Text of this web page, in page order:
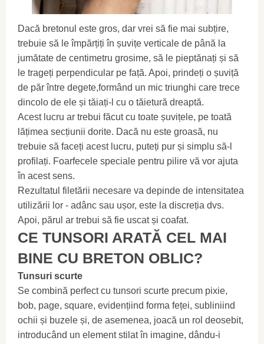
Dacă bretonul este gros, dar vrei să fie mai subțire,
trebuie să le împărțiți în șuvițe verticale de până la
jumătate de centimetru grosime, să le pieptănați și să
le trageți perpendicular pe față. Apoi, prindeți o șuviță
de păr între degete,formând un mic triunghi care trece
dincolo de ele și tăiați-l cu o tăietură dreaptă.
Acest lucru ar trebui făcut cu toate șuvițele, pe toată
lățimea secțiunii dorite. Dacă nu este groasă, nu
trebuie să faceți acest lucru, puteți pur și simplu să-l
profilați. Foarfecele speciale pentru pilire vă vor ajuta
în acest sens.
Rezultatul filetării necesare va depinde de intensitatea
utilizării lor - adânc sau ușor, este la discreția dvs.
Apoi, părul ar trebui să fie uscat și coafat.
CE TUNSORI ARATĂ CEL MAI
BINE CU BRETON OBLIC?
Tunsuri scurte
Se combină perfect cu tunsori scurte precum pixie,
bob, page, square, evidențiind forma feței, subliniind
ochii și buzele și, de asemenea, joacă un rol deosebit,
introducând un element stilat în imagine, dându-i